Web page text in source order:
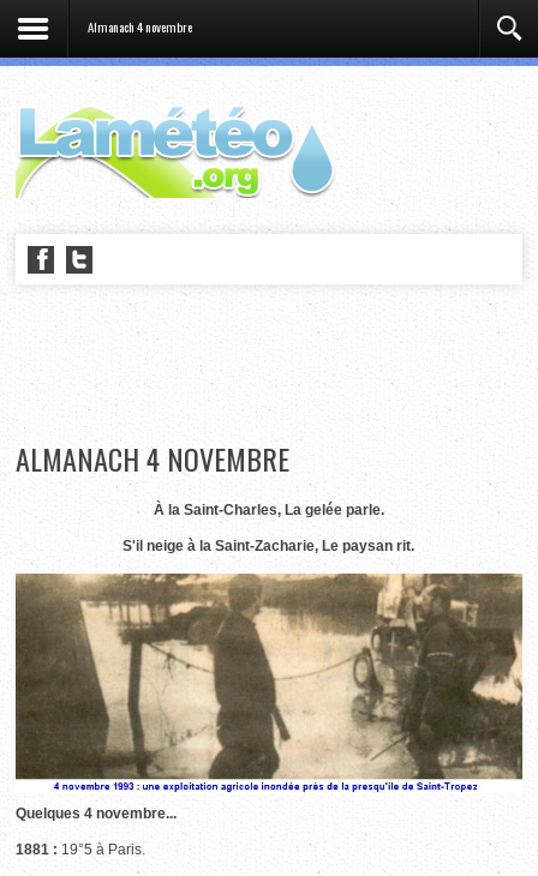
Almanach 4 novembre
ALMANACH 4 NOVEMBRE
À la Saint-Charles, La gelée parle.
S'il neige à la Saint-Zacharie, Le paysan rit.
Quelques 4 novembre...
1881 : 19°5 à Paris.